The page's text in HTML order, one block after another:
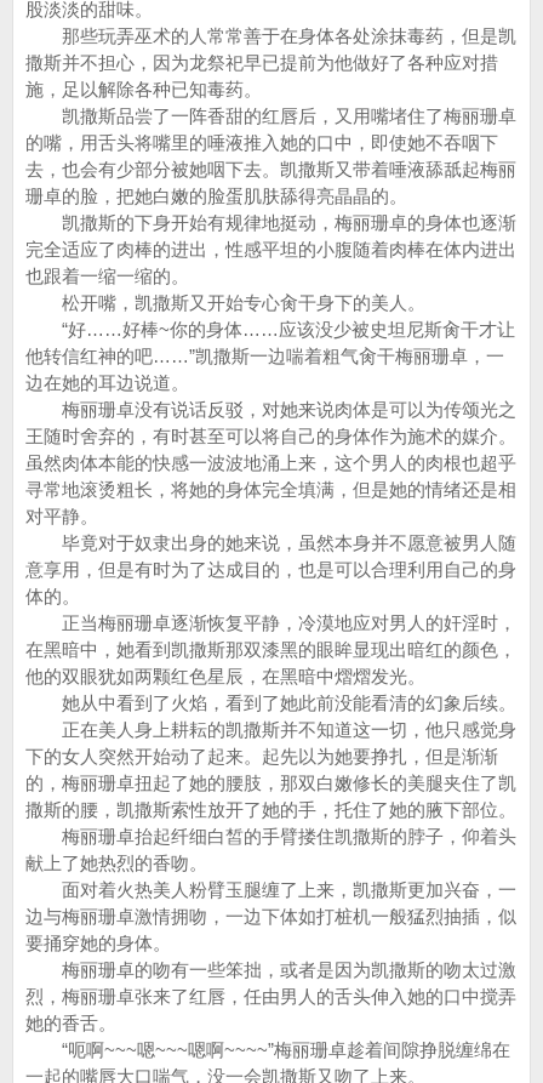
股淡淡的甜味。
那些玩弄巫术的人常常善于在身体各处涂抹毒药，但是凯
撒斯并不担心，因为龙祭祀早已提前为他做好了各种应对措
施，足以解除各种已知毒药。
凯撒斯品尝了一阵香甜的红唇后，又用嘴堵住了梅丽珊卓
的嘴，用舌头将嘴里的唾液推入她的口中，即使她不吞咽下
去，也会有少部分被她咽下去。凯撒斯又带着唾液舔舐起梅丽
珊卓的脸，把她白嫩的脸蛋肌肤舔得亮晶晶的。
凯撒斯的下身开始有规律地挺动，梅丽珊卓的身体也逐渐
完全适应了肉棒的进出，性感平坦的小腹随着肉棒在体内进出
也跟着一缩一缩的。
松开嘴，凯撒斯又开始专心肏干身下的美人。
“好……好棒~你的身体……应该没少被史坦尼斯肏干才让
他转信红神的吧……”凯撒斯一边喘着粗气肏干梅丽珊卓，一
边在她的耳边说道。
梅丽珊卓没有说话反驳，对她来说肉体是可以为传颂光之
王随时舍弃的，有时甚至可以将自己的身体作为施术的媒介。
虽然肉体本能的快感一波波地涌上来，这个男人的肉根也超乎
寻常地滚烫粗长，将她的身体完全填满，但是她的情绪还是相
对平静。
毕竟对于奴隶出身的她来说，虽然本身并不愿意被男人随
意享用，但是有时为了达成目的，也是可以合理利用自己的身
体的。
正当梅丽珊卓逐渐恢复平静，冷漠地应对男人的奸淫时，
在黑暗中，她看到凯撒斯那双漆黑的眼眸显现出暗红的颜色，
他的双眼犹如两颗红色星辰，在黑暗中熠熠发光。
她从中看到了火焰，看到了她此前没能看清的幻象后续。
正在美人身上耕耘的凯撒斯并不知道这一切，他只感觉身
下的女人突然开始动了起来。起先以为她要挣扎，但是渐渐
的，梅丽珊卓扭起了她的腰肢，那双白嫩修长的美腿夹住了凯
撒斯的腰，凯撒斯索性放开了她的手，托住了她的腋下部位。
梅丽珊卓抬起纤细白皙的手臂搂住凯撒斯的脖子，仰着头
献上了她热烈的香吻。
面对着火热美人粉臂玉腿缠了上来，凯撒斯更加兴奋，一
边与梅丽珊卓激情拥吻，一边下体如打桩机一般猛烈抽插，似
要捅穿她的身体。
梅丽珊卓的吻有一些笨拙，或者是因为凯撒斯的吻太过激
烈，梅丽珊卓张来了红唇，任由男人的舌头伸入她的口中搅弄
她的香舌。
“呃啊~~~嗯~~~嗯啊~~~~”梅丽珊卓趁着间隙挣脱缠绵在
一起的嘴唇大口喘气，没一会凯撒斯又吻了上来。